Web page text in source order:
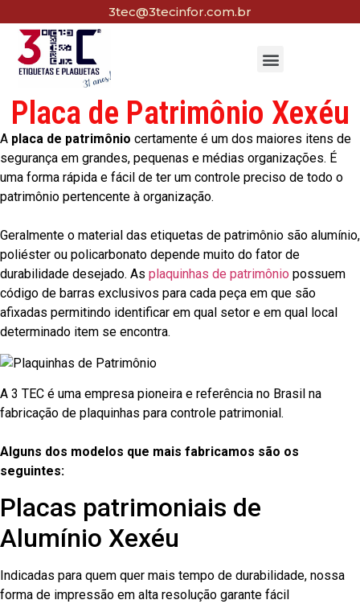
3tec@3tecinfor.com.br
Placa de Patrimônio Xexéu
A placa de patrimônio certamente é um dos maiores itens de
segurança em grandes, pequenas e médias organizações. É
uma forma rápida e fácil de ter um controle preciso de todo o
patrimônio pertencente à organização.
Geralmente o material das etiquetas de patrimônio são alumínio,
poliéster ou policarbonato depende muito do fator de
durabilidade desejado. As plaquinhas de patrimônio possuem
código de barras exclusivos para cada peça em que são
afixadas permitindo identificar em qual setor e em qual local
determinado item se encontra.
A 3 TEC é uma empresa pioneira e referência no Brasil na
fabricação de plaquinhas para controle patrimonial.
Alguns dos modelos que mais fabricamos são os
seguintes:
Placas patrimoniais de
Alumínio Xexéu
Indicadas para quem quer mais tempo de durabilidade, nossa
forma de impressão em alta resolução garante fácil